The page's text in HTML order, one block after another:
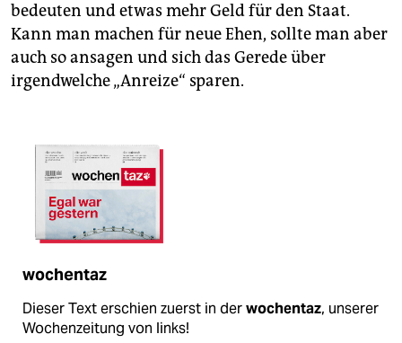
bedeuten und etwas mehr Geld für den Staat.
Kann man machen für neue Ehen, sollte man aber
auch so ansagen und sich das Gerede über
irgendwelche „Anreize“ ­sparen.
wochentaz
Dieser Text erschien zuerst in derwochentaz, unserer
Wochenzeitung von links!